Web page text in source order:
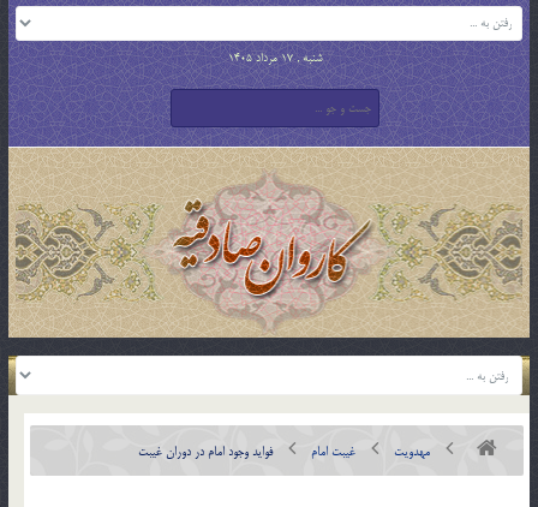
شنبه , 17 مرداد 1405
مهدویت غیبت امام فوايد وجود امام در دوران غيبت